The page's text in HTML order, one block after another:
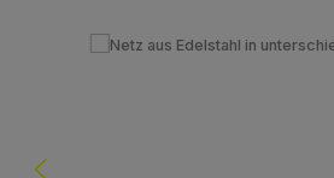
Bildergalerie überspringen